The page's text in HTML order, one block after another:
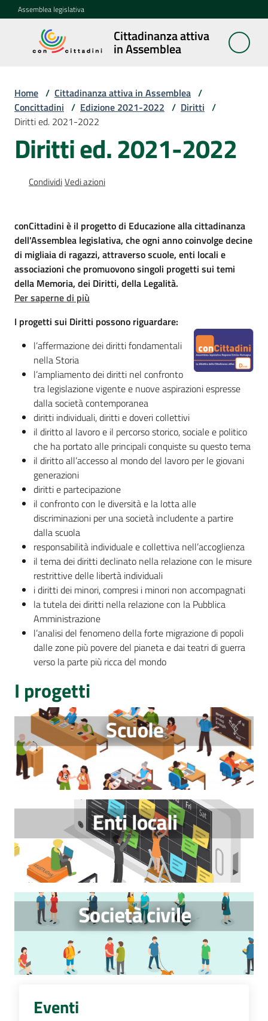
Vai al contenuto
Vai alla navigazione
Vai al footer
Assemblea legislativa
Cittadinanza attiva
in Assemblea
Cittadinanza
attiva in
Concittadini
Menu selezionato
Porte
Mostre
itineranti
Percorsi
sulla
memoria
Seguici
su
Assemblea
legislativa
Assemblea
Attività
Argomenti
Per i media
Per i cittadini
Home / Cittadinanza attiva in Assemblea /
Concittadini / Edizione 2021-2022 / Diritti /
Diritti ed. 2021-2022
Diritti ed. 2021-2022
CondividiVedi azioni
conCittadini è il progetto di Educazione alla cittadinanza
dell'Assemblea legislativa, che ogni anno coinvolge decine
di migliaia di ragazzi, attraverso scuole, enti locali e
associazioni che promuovono singoli progetti sui temi
della Memoria, dei Diritti, della Legalità.
Per saperne di più
I progetti sui Diritti possono riguardare:
l’affermazione dei diritti fondamentali
nella Storia
l’ampliamento dei diritti nel confronto
tra legislazione vigente e nuove aspirazioni espresse
dalla società contemporanea
diritti individuali, diritti e doveri collettivi
il diritto al lavoro e il percorso storico, sociale e politico
che ha portato alle principali conquiste su questo tema
il diritto all’accesso al mondo del lavoro per le giovani
generazioni
diritti e partecipazione
il confronto con le diversità e la lotta alle
discriminazioni per una società includente a partire
dalla scuola
responsabilità individuale e collettiva nell’accoglienza
il tema dei diritti declinato nella relazione con le misure
restrittive delle libertà individuali
i diritti dei minori, compresi i minori non accompagnati
la tutela dei diritti nella relazione con la Pubblica
Amministrazione
l’analisi del fenomeno della forte migrazione di popoli
dalle zone più povere del pianeta e dai teatri di guerra
verso la parte più ricca del mondo
I progetti
Eventi